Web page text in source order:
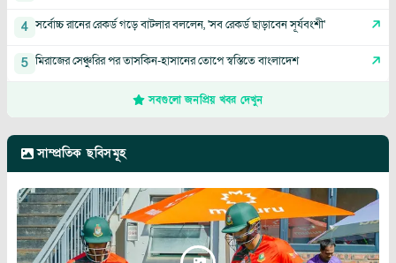
4 সর্বোচ্চ রানের রেকর্ড গড়ে বাটলার বললেন, 'সব রেকর্ড ছাড়াবেন সূর্যবংশী'
5 মিরাজের সেঞ্চুরির পর তাসকিন-হাসানের তোপে স্বস্তিতে বাংলাদেশ
সবগুলো জনপ্রিয় খবর দেখুন
সাম্প্রতিক ছবিসমূহ